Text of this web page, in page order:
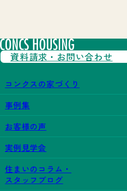
コンクスの家づくり
事例集
お客様の声
実例見学会
住まいのコラム・
スタッフブログ
資料請求・ お問い合わせ